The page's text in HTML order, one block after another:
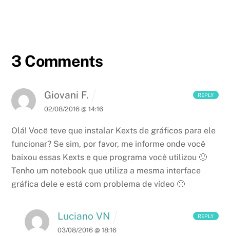
3 Comments
Giovani F.
02/08/2016 @ 14:16
Olá! Você teve que instalar Kexts de gráficos para ele
funcionar? Se sim, por favor, me informe onde você
baixou essas Kexts e que programa você utilizou 🙂
Tenho um notebook que utiliza a mesma interface
gráfica dele e está com problema de vídeo 🙁
REPLY
Luciano VN
03/08/2016 @ 18:16
REPLY